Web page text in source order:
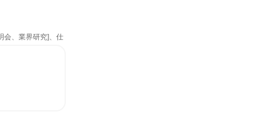
会、業界研究]、仕